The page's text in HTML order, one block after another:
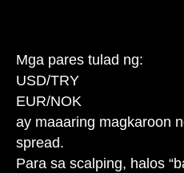
Mga pares tulad ng:
USD/TRY
EUR/NOK
ay maaaring magkaroon
spread.
Para sa scalping, halos